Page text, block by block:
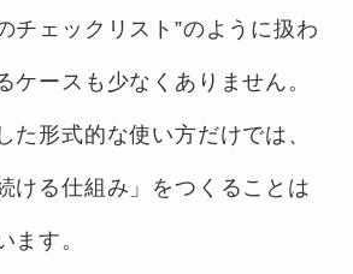
チェックリスト”のように扱わ
ケースも少なくありません。
た形式的な使い方だけでは、
ける仕組み」をつくることは
ます。